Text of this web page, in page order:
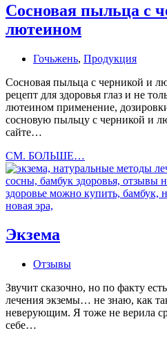
Сосновая пыльца с
лютеином
Гочьжень, Продукция
Сосновая пыльца с черникой и
рецепт для здоровья глаз и не
лютеином применение,
сосновую пыльцу с черникой и
сайте…
СМ. БОЛЬШЕ…
пыльца
с
черникой
Экзема
Отзывы
Звучит сказочно, но по факту
лечения экземы… не знаю, как
неверующим. Я тоже не верила
себе…